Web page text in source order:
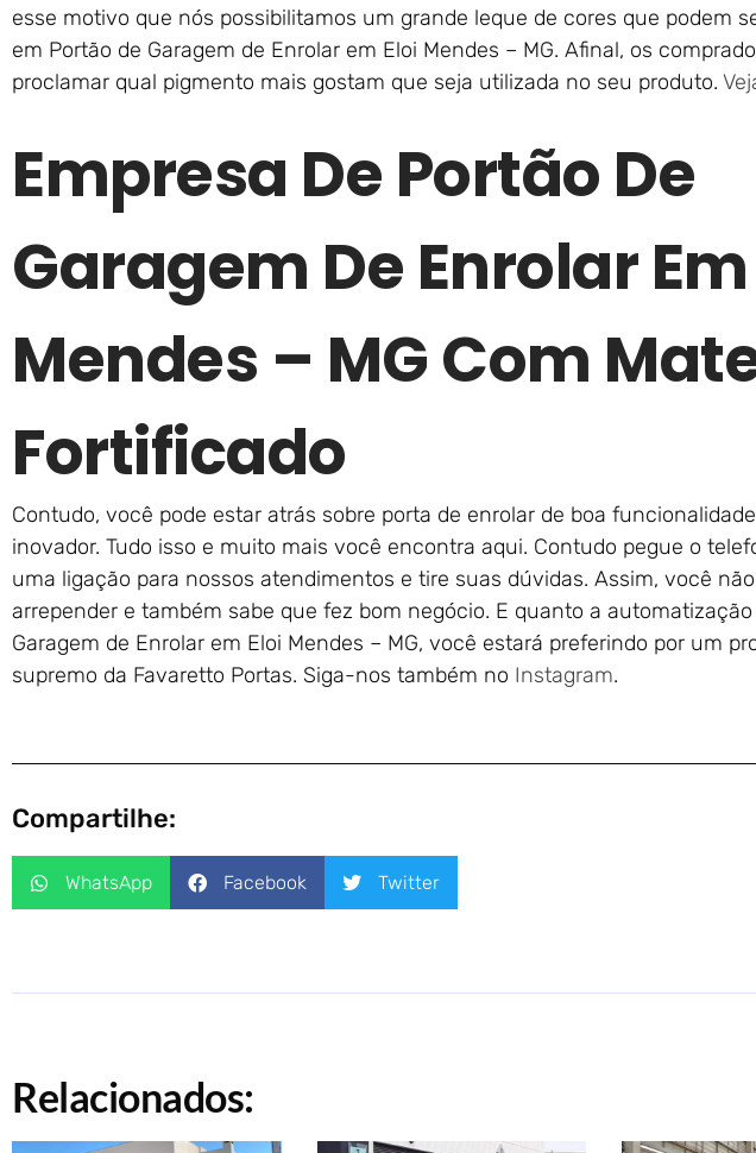
esse motivo que nós possibilitamos um grande leque de cores que podem
em Portão de Garagem de Enrolar em Eloi Mendes – MG. Afinal, os
proclamar qual pigmento mais gostam que seja utilizada no seu produto.
Empresa De Portão De
Garagem De Enrolar
Mendes – MG Com
Fortificado
Contudo, você pode estar atrás sobre porta de enrolar de boa
inovador. Tudo isso e muito mais você encontra aqui. Contudo pegue o
uma ligação para nossos atendimentos e tire suas dúvidas. Assim, você
arrepender e também sabe que fez bom negócio. E quanto a
Garagem de Enrolar em Eloi Mendes – MG, você estará preferindo por um
supremo da Favaretto Portas. Siga-nos também no Instagram.
Compartilhe:
WhatsApp Facebook Twitter
Relacionados: